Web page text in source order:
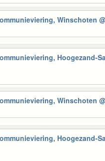
Winschoten
Hoogezand-
Winschoten
Hoogezand-